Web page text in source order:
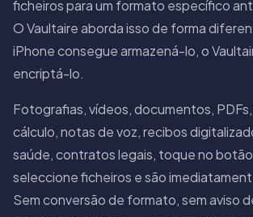
ficheiros para um formato específico
O Vaultaire aborda isso de forma
iPhone consegue armazená-lo, o
encriptá-lo.
Fotografias, vídeos, documentos,
cálculo, notas de voz, recibos
saúde, contratos legais, toque no
seleccione ficheiros e são
Sem conversão de formato, sem aviso